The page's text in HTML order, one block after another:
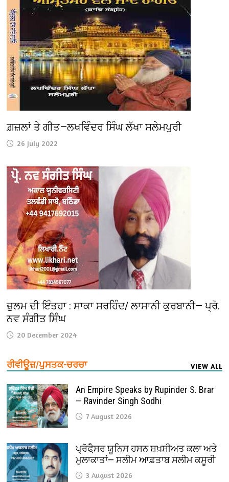
ਗ਼ਜ਼ਲਾਂ ਤੇ ਗੀਤ—ਲਖਵਿੰਦਰ ਸਿੰਘ ਲੱਖਾ ਸਲੇਮਪੁਰੀ
26 July 2022
ਜ਼ੁਲਮ ਦੀ ਇੰਤਹਾ : ਸਾਕਾ ਸਰਹਿੰਦ/ ਲਾਸਾਨੀ ਕੁਰਬਾਨੀ— ਪ੍ਰੋ.
ਨਵ ਸੰਗੀਤ ਸਿੰਘ
20 December 2024
ਰੀਵੀਊਜ਼/ਪੁਸਤਕ-ਚਰਚਾ VIEW ALL
An Empire Speaks by Rupinder S. Brar
— Ravinder Singh Sodhi
7 August 2026
ਪ੍ਰੋਫੈ਼ਸਰ ਯੂਨਿਸ ਹਸਨ ਸ਼ਖ਼ਸੀਅਤ ਕਲਾ ਅਤੇ
ਮੁਲਾਕਾਤਾਂ— ਸਲੀਮ ਆਫ਼ਤਾਬ ਸਲੀਮ ਕਸੂਰੀ
3 August 2026